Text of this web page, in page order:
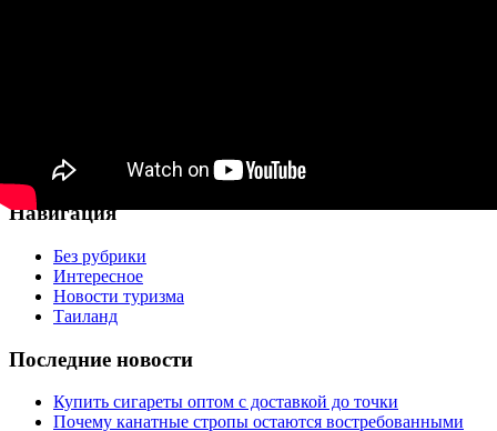
Найти:
Навигация
Без рубрики
Интересное
Новости туризма
Таиланд
Последние новости
Купить сигареты оптом с доставкой до точки
Почему канатные стропы остаются востребованными